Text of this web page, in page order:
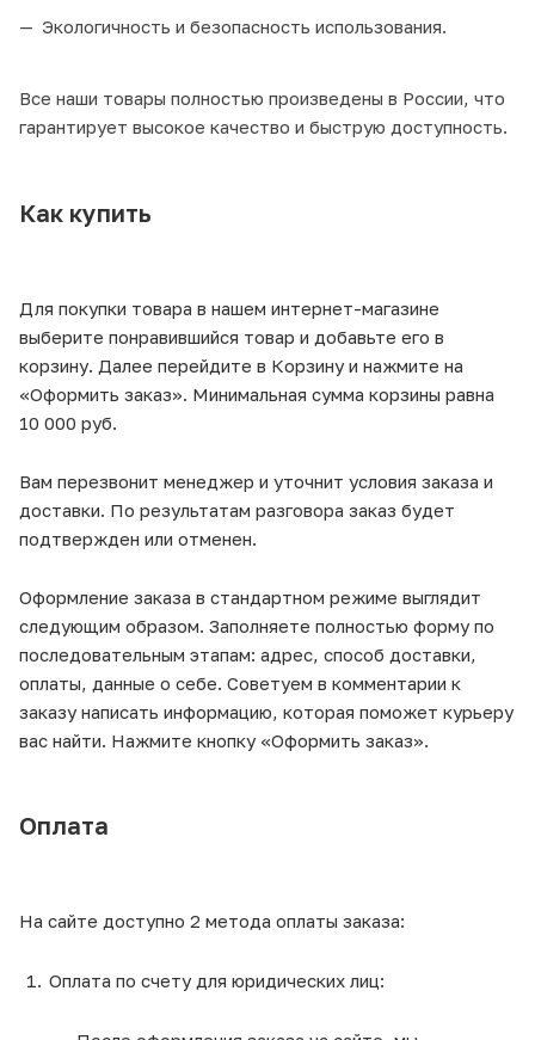
Экологичность и безопасность использования.
Все наши товары полностью произведены в России, что
гарантирует высокое качество и быструю доступность.
Как купить
Для покупки товара в нашем интернет-магазине
выберите понравившийся товар и добавьте его в
корзину. Далее перейдите в Корзину и нажмите на
«Оформить заказ». Минимальная сумма корзины равна
10 000 руб.
Вам перезвонит менеджер и уточнит условия заказа и
доставки. По результатам разговора заказ будет
подтвержден или отменен.
Оформление заказа в стандартном режиме выглядит
следующим образом. Заполняете полностью форму по
последовательным этапам: адрес, способ доставки,
оплаты, данные о себе. Советуем в комментарии к
заказу написать информацию, которая поможет курьеру
вас найти. Нажмите кнопку «Оформить заказ».
Оплата
На сайте доступно 2 метода оплаты заказа:
Оплата по счету для юридических лиц: